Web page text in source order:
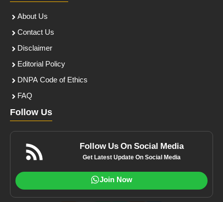
About Us
Contact Us
Disclaimer
Editorial Policy
DNPA Code of Ethics
FAQ
Follow Us
Follow Us On Social Media
Get Latest Update On Social Media
Join Now